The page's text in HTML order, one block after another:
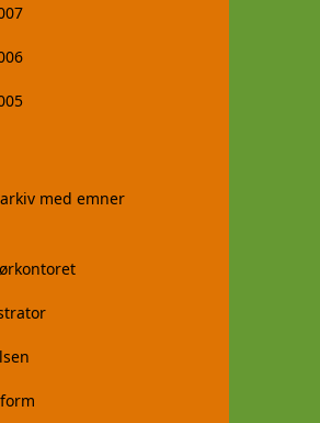
med emner